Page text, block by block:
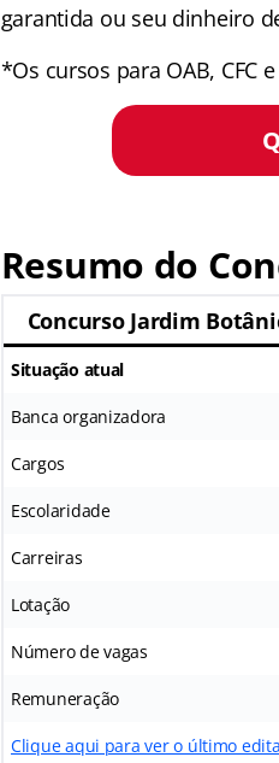
garantida ou seu dinheiro
*Os cursos para OAB, CFC
Resumo do
Concurso Jardim
Situação atual
Banca organizadora
Cargos
Escolaridade
Carreiras
Lotação
Número de vagas
Remuneração
Clique aqui para ver o último